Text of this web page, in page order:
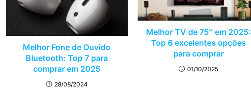
Melhor Fone de Ouvido
Bluetooth: Top 7 para
comprar em 2025
28/08/2024
Melhor TV de 75″ em 2025:
Top 6 excelentes opções
para comprar
01/10/2025